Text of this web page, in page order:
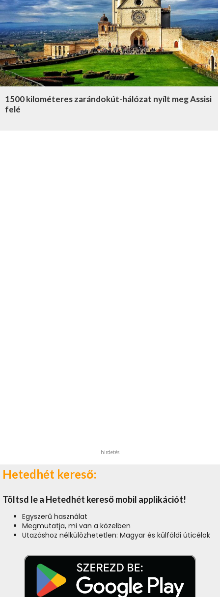
1500 kilométeres zarándokút-hálózat nyílt meg Assisi
felé
hirdetés
Hetedhét kereső:
Töltsd le a Hetedhét kereső mobil applikációt!
Egyszerű használat
Megmutatja, mi van a közelben
Utazáshoz nélkülözhetetlen: Magyar és külföldi úticélok